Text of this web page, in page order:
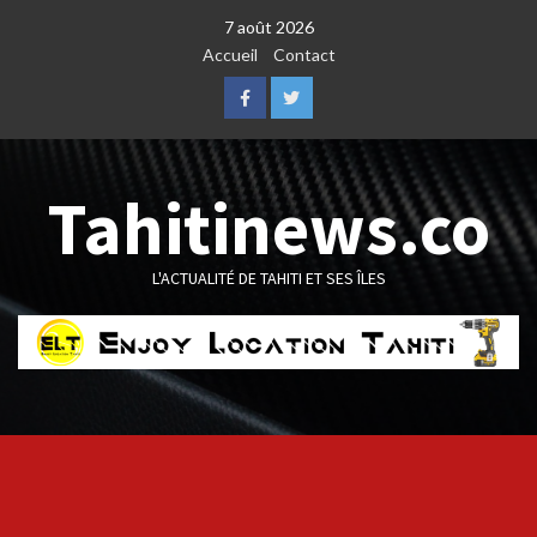
7 août 2026
Accueil
Contact
FacebookTwitter
Tahitinews.co
L'ACTUALITÉ DE TAHITI ET SES ÎLES